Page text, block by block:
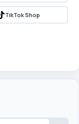
TikTok Shop